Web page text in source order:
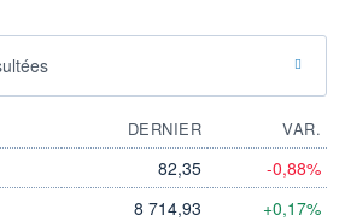
100,2
0%
DERNIER
VAR.
82,35 -0,88%
8 714,93 +0,17%